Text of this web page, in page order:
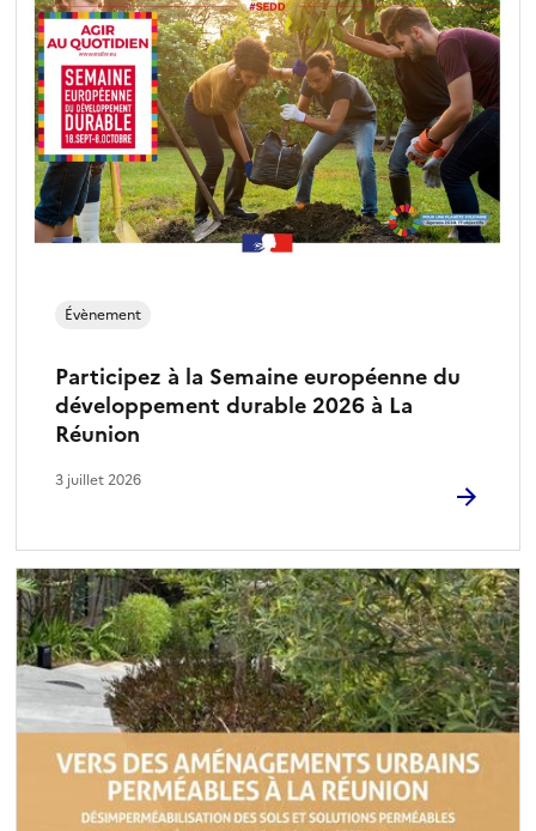
Participez à la Semaine européenne du
développement durable 2026 à La
Réunion
Évènement
3 juillet 2026